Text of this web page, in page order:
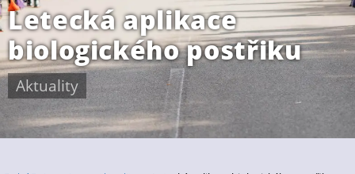
Letecká aplikace
biologického postřiku
Aktuality